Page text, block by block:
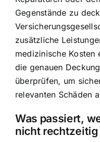
Gegenstände zu
zusätzliche
medizinische Kosten
die genauen
überprüfen, um
relevanten Schäden
Was passiert,
nicht rechtzeitig